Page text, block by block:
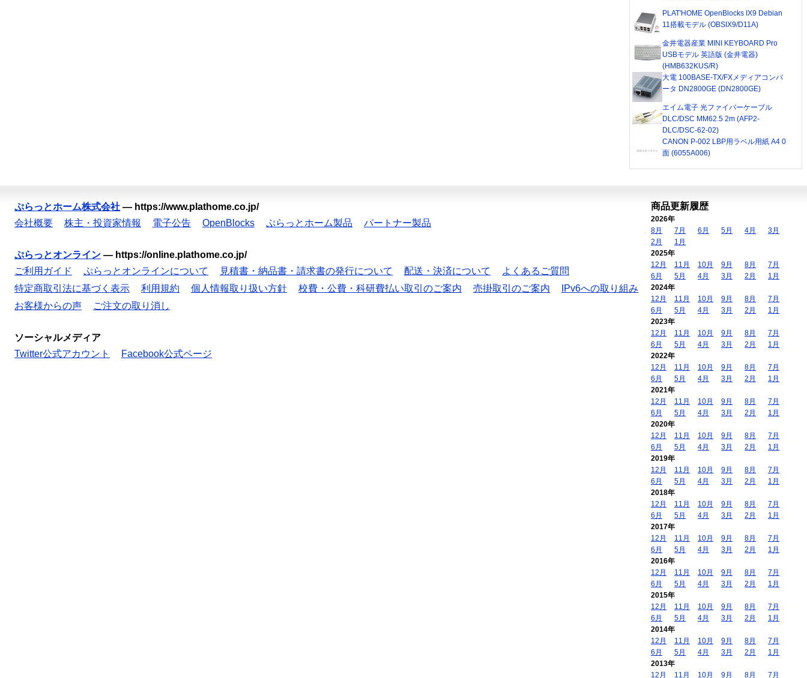
PLAT'HOME OpenBlocks IX9 Debian
11搭載モデル (OBSIX9/D11A)
金井電器産業 MINI KEYBOARD Pro
USBモデル 英語版 (金井電器)
(HMB632KUS/R)
大電 100BASE-TX/FXメディアコンバ
ータ DN2800GE (DN2800GE)
エイム電子 光ファイバーケーブル
DLC/DSC MM62.5 2m (AFP2-
DLC/DSC-62-02)
CANON P-002 LBP用ラベル用紙 A4 0
面 (6055A006)
ぷらっとホーム株式会社 — https://www.plathome.co.jp/
会社概要
株主・投資家情報 電子公告 OpenBlocks ぷらっとホーム製品 パートナー製品
ぷらっとオンライン — https://online.plathome.co.jp/
ご利用ガイド
ぷらっとオンラインについて 見積書・納品書・請求書の発行について 配送・決済について
よくあるご質問
特定商取引法に基づく表示
利用規約 個人情報取り扱い方針 校費・公費・科研費払い取引のご案内 売掛取引のご案内
IPv6への取り組み
お客様からの声
ご注文の取り消し
ソーシャルメディア
Twitter公式アカウント
Facebook公式ページ
商品更新履歴
2026年
8月
7月 6月 5月 4月
3月
2月
1月
2025年
12月
11月 10月 9月 8月
7月
6月
5月 4月 3月 2月
1月
2024年
12月
11月 10月 9月 8月
7月
6月
5月 4月 3月 2月
1月
2023年
12月
11月 10月 9月 8月
7月
6月
5月 4月 3月 2月
1月
2022年
12月
11月 10月 9月 8月
7月
6月
5月 4月 3月 2月
1月
2021年
12月
11月 10月 9月 8月
7月
6月
5月 4月 3月 2月
1月
2020年
12月
11月 10月 9月 8月
7月
6月
5月 4月 3月 2月
1月
2019年
12月
11月 10月 9月 8月
7月
6月
5月 4月 3月 2月
1月
2018年
12月
11月 10月 9月 8月
7月
6月
5月 4月 3月 2月
1月
2017年
12月
11月 10月 9月 8月
7月
6月
5月 4月 3月 2月
1月
2016年
12月
11月 10月 9月 8月
7月
6月
5月 4月 3月 2月
1月
2015年
12月
11月 10月 9月 8月
7月
6月
5月 4月 3月 2月
1月
2014年
12月
11月 10月 9月 8月
7月
6月
5月 4月 3月 2月
1月
2013年
12月
11月 10月 9月 8月 7月